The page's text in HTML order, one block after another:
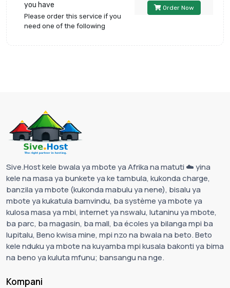
you have
Please order this service if you
need one of the following
Order Now
Sive.Host kele bwala ya mbote ya Afrika na matuti ☁️ yina
kele na masa ya bunkete ya ke tambula, kukonda charge,
banzila ya mbote (kukonda mabulu ya nene), bisalu ya
mbote ya kukatula bamvindu, ba système ya mbote ya
kulosa masa ya mbi, internet ya nswalu, lutaninu ya mbote,
ba parc, ba magasin, ba mall, ba écoles ya bilanga mpi ba
lupitalu, Beno kwisa mine, mpi nzo na bwala na beto. Beto
kele nduku ya mbote na kuyamba mpi kusala bakonti ya bima
na beno ya kuluta mfunu; bansangu na nge.
Kompani